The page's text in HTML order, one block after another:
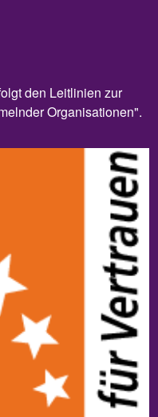
den Leitlinien zur
Organisationen".